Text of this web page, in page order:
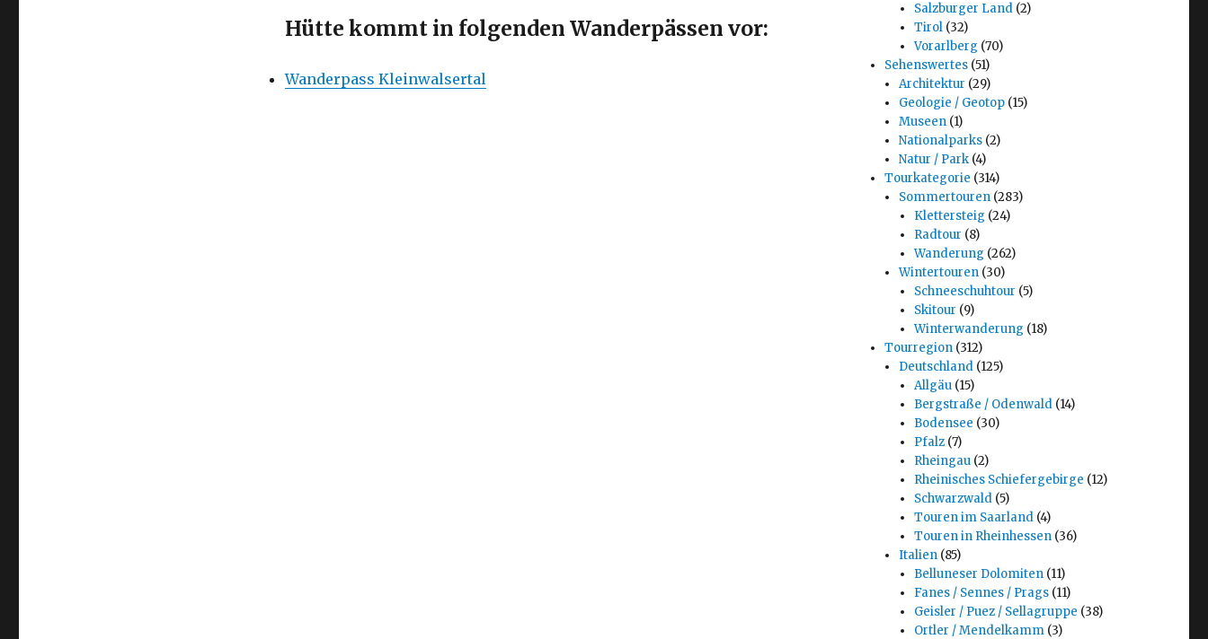
Hütte kommt in folgenden Wanderpässen vor:
Wanderpass Kleinwalsertal
Salzburger Land(2)
Tirol(32)
Vorarlberg (70)
Sehenswertes (51)
Architektur (29)
Geologie / Geotop (15)
Museen (1)
Nationalparks (2)
Natur / Park (4)
Tourkategorie (314)
Sommertouren (283)
Klettersteig (24)
Radtour (8)
Wanderung (262)
Wintertouren (30)
Schneeschuhtour (5)
Skitour (9)
Winterwanderung (18)
Tourregion (312)
Deutschland (125)
Allgäu(15)
Bergstraße / Odenwald(14)
Bodensee (30)
Pfalz(7)
Rheingau(2)
Rheinisches Schiefergebirge (12)
Schwarzwald(5)
Touren im Saarland(4)
Touren in Rheinhessen(36)
Italien (85)
Belluneser Dolomiten(11)
Fanes / Sennes / Prags(11)
Geisler / Puez / Sellagruppe (38)
Ortler / Mendelkamm(3)